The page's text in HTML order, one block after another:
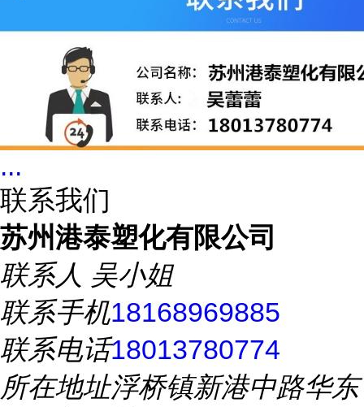
...
联系我们
苏州港泰塑化有限公司
联系人 吴小姐
联系手机18168969885
联系电话18013780774
所在地址浮桥镇新港中路华东